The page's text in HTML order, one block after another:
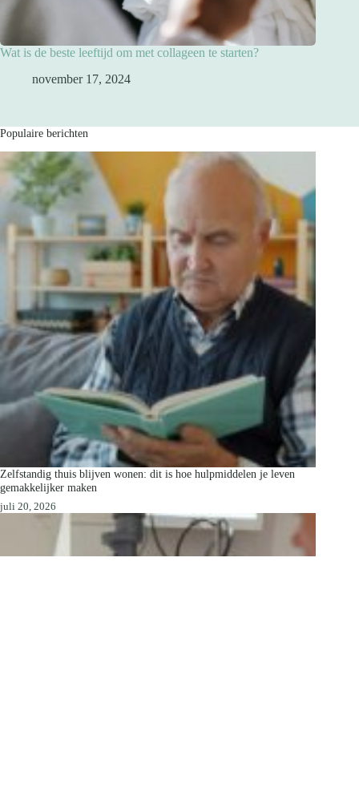
Wat is de beste leeftijd om met collageen te starten?
november 17, 2024
Populaire berichten
Zelfstandig thuis blijven wonen: dit is hoe hulpmiddelen je leven
gemakkelijker maken
juli 20, 2026